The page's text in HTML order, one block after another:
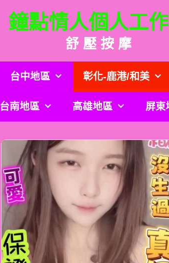
鐘點情人個人工
舒 壓 按 摩
台中地區 彰化-鹿港/和美
台南地區 高雄地區 屏東